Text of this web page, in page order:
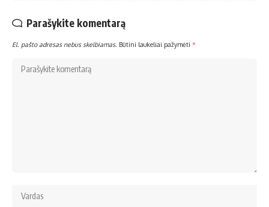
Parašykite komentarą
El. pašto adresas nebus skelbiamas. Būtini laukeliai pažymėti *